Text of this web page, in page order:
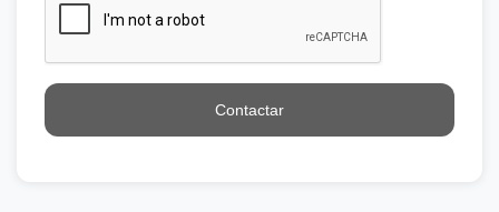
Contactar